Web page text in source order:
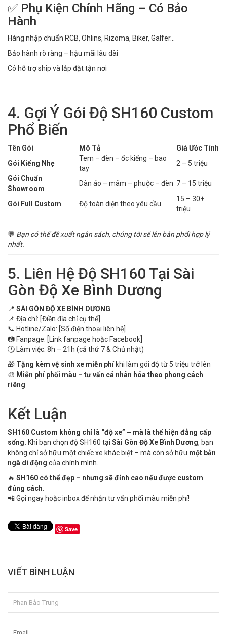
✅ Phụ Kiện Chính Hãng – Có Bảo
Hành
Hàng nhập chuẩn RCB, Ohlins, Rizoma, Biker, Galfer...
Bảo hành rõ ràng – hậu mãi lâu dài
Có hỗ trợ ship và lắp đặt tận nơi
4. Gợi Ý Gói Độ SH160 Custom
Phổ Biến
Tên Gói Mô Tả
Giá Ước Tính
Gói Kiểng Nhẹ
Tem – đèn – ốc kiểng – bao
tay
2 – 5 triệu
Gói Chuẩn
Showroom
Dàn áo – mâm – phuộc – đèn 7 – 15 triệu
Gói Full Custom Độ toàn diện theo yêu cầu
15 – 30+
triệu
💬 Bạn có thể đề xuất ngân sách, chúng tôi sẽ lên bản phối hợp lý
nhất.
5. Liên Hệ Độ SH160 Tại Sài
Gòn Độ Xe Bình Dương
📍 SÀI GÒN ĐỘ XE BÌNH DƯƠNG
📌 Địa chỉ: [Điền địa chỉ cụ thể]
📞 Hotline/Zalo: [Số điện thoại liên hệ]
📷 Fanpage: [Link fanpage hoặc Facebook]
🕐 Làm việc: 8h – 21h (cả thứ 7 & Chủ nhật)
🎁 Tặng kèm vệ sinh xe miễn phíkhi làm gói độ từ 5 triệu trở lên
🎨 Miễn phí phối màu – tư vấn cá nhân hóa theo phong cách
riêng
Kết Luận
SH160 Custom không chỉ là “độ xe” – mà là thể hiện đẳng cấp
sống. Khi bạn chọn độ SH160 tại Sài Gòn Độ Xe Bình Dương, bạn
không chỉ sở hữu một chiếc xe khác biệt – mà còn sở hữu một bản
ngã di động của chính mình.
🔥 SH160 có thể đẹp – nhưng sẽ đỉnh cao nếu được custom
đúng cách.
📲 Gọi ngay hoặc inbox để nhận tư vấn phối màu miễn phí!
Save
VIẾT BÌNH LUẬN